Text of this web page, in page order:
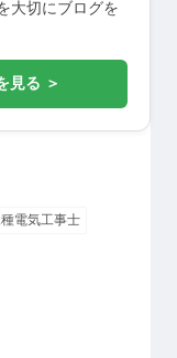
大切にブログを
見る ＞
電気工事士